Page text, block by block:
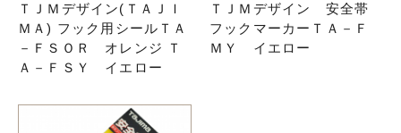
ＴＪＭデザイン(ＴＡＪＩ
ＭＡ) フック用シールＴＡ
－ＦＳＯＲ オレンジ Ｔ
Ａ－ＦＳＹ イエロー
ＴＪＭデザイン 安全帯
フックマーカーＴＡ－Ｆ
ＭＹ イエロー